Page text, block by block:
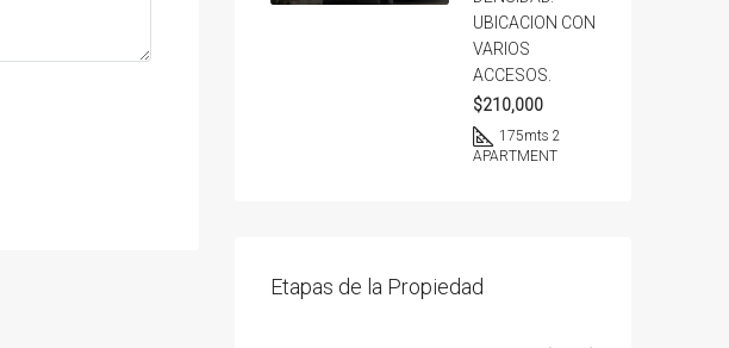
UBICACION CON
VARIOS
ACCESOS.
$210,000
175mts 2
APARTMENT
Etapas de la Propiedad